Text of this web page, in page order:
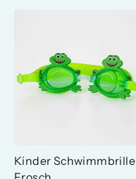
Kinder Schwimmbrille